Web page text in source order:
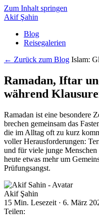
Zum Inhalt springen
Akif Şahin
Blog
Reisegalerien
← Zurück zum Blog Islam:
Ramadan, Iftar
während
Ramadan ist eine besondere
brechen gemeinsam das
die im Alltag oft zu kurz
voller Herausforderungen:
und für viele junge
heute etwas mehr um
Prüfungsangst.
Akif Şahin
15 Min. Lesezeit · 6. März
Teilen: